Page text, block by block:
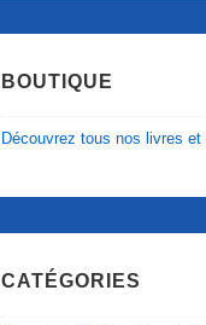
BOUTIQUE
Découvrez tous nos livres
CATÉGORIES